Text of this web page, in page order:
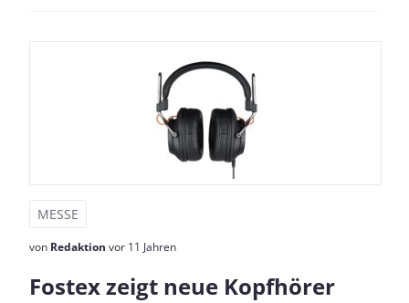
MESSE
von Redaktion vor 11 Jahren
Fostex zeigt neue Kopfhörer